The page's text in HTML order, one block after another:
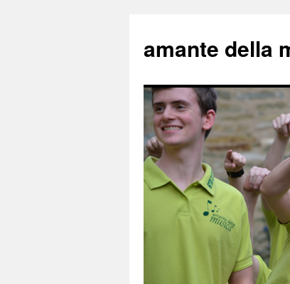
amante della